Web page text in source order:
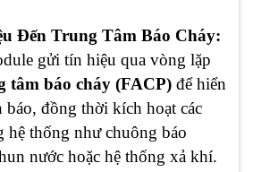
Đến Trung Tâm Báo Cháy:
gửi tín hiệu qua vòng lặp
tâm báo cháy (FACP) để hiển
báo, đồng thời kích hoạt các
hệ thống như chuông báo
nước hoặc hệ thống xả khí.